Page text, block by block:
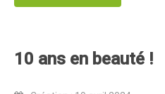
Enduro Kids 2019
10 ans en beauté !